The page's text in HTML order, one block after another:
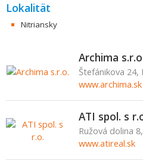
Lokalität
Nitriansky
Archima
Štefánikova 24,
www.archima.sk
ATI spol. s
Ružová dolina
www.atireal.sk